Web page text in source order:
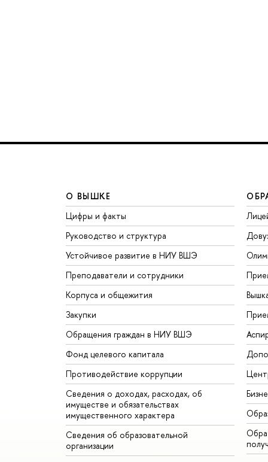
О ВЫШКЕ
Цифры и факты
Руководство и структура
Устойчивое развитие в НИУ ВШЭ
Преподаватели и сотрудники
Корпуса и общежития
Закупки
Обращения граждан в НИУ ВШЭ
Фонд целевого капитала
Противодействие коррупции
Сведения о доходах, расходах, об
имуществе и обязательствах
имущественного характера
Сведения об образовательной
организации